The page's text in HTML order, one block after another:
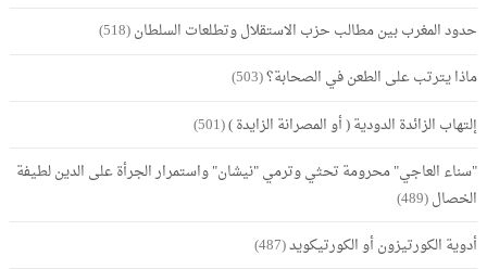
حدود المغرب بين مطالب حزب الاستقلال وتطلعات السلطان(518)
ماذا يترتب على الطعن في الصحابة؟(503)
إلتهاب الزائدة الدودية ( أو المصرانة الزايدة )(501)
"سناء العاجي" محرومة تحثي وترمي "نيشان" واستمرار الجرأة على الدين لطيفة
الخصال(489)
أدوية الكورتيزون أو الكورتيكويد(487)